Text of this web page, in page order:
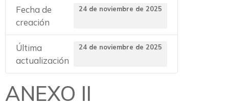
Fecha de
creación
24 de noviembre de 2025
Última
actualización
24 de noviembre de 2025
ANEXO II